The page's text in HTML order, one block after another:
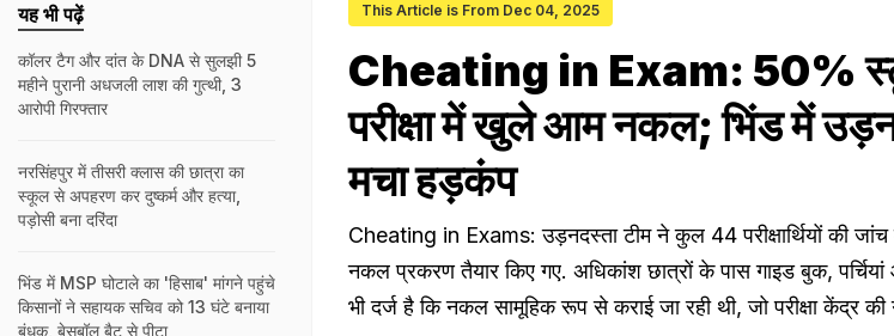
This Article is From Dec 04, 2025
Cheating in Exam: 50%
परीक्षा में खुले आम नकल; भिंड में
मचा हड़कंप
Cheating in Exams: उड़नदस्ता टीम ने कुल 44 परीक्षार्थियों की
नकल प्रकरण तैयार किए गए. अधिकांश छात्रों के पास गाइड बुक, पर्चियां
भी दर्ज है कि नकल सामूहिक रूप से कराई जा रही थी, जो परीक्षा केंद्र की
यह भी पढ़ें
कॉलर टैग और दांत के DNA से सुलझी 5
महीने पुरानी अधजली लाश की गुत्थी, 3
आरोपी गिरफ्तार
नरसिंहपुर में तीसरी क्‍लास की छात्रा का
स्कूल से अपहरण कर दुष्कर्म और हत्या,
पड़ोसी बना दरिंदा
भिंड में MSP घोटाले का 'हिसाब' मांगने पहुंचे
किसानों ने सहायक सचिव को 13 घंटे बनाया
बंधक, बेसबॉल बैट से पीटा